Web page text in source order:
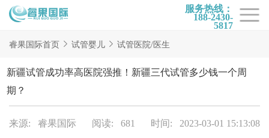
服务热线：
188-2430-
5817
首页
试管项目
试管百科
睿果国际首页 试管婴儿 试管医院/医生
新疆试管成功率高医院强推！新疆三代试管多少钱一个周
期？
来源: 睿果国际 阅读: 681 时间: 2023-03-01 15:13:08